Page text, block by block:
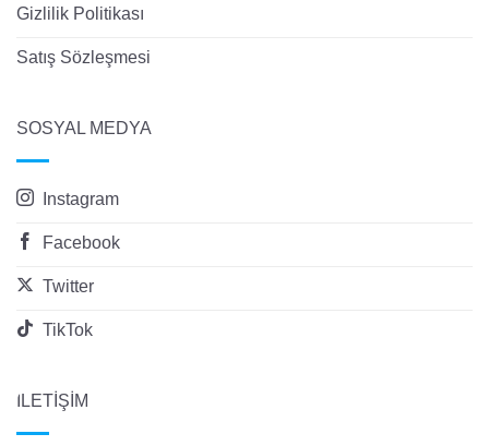
Gizlilik Politikası
Satış Sözleşmesi
SOSYAL MEDYA
Instagram
Facebook
Twitter
TikTok
İLETİŞİM